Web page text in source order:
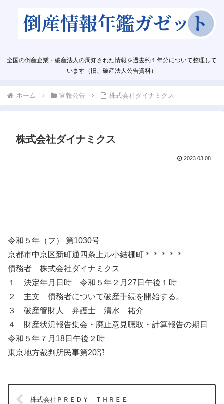
全国の倒産企業・破産法人の周知された情報を過去約１年分について整理して
います（旧、破産法人公告資料）
ホーム 官報公告 株式会社ダイナミクス
株式会社ダイナミクス
2023.03.08
令和５年（フ） 第1030号
京都市中京区新町通四条上ル小結棚町＊＊＊＊＊
債務者 株式会社ダイナミクス
１ 決定年月日時 令和５年２月27日午後１時
２ 主文 債務者について破産手続を開始する。
３ 破産管財人 弁護士 清水 祐介
４ 財産状況報告集会・廃止意見聴取・計算報告の期日
令和５年７月18日午後２時
東京地方裁判所民事第20部
株式会社ＰＲＥＤＹ ＴＨＲＥＥ